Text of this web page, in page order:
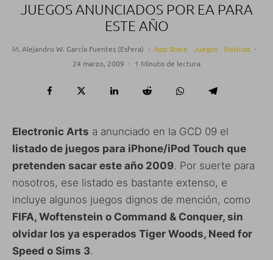
JUEGOS ANUNCIADOS POR EA PARA
ESTE AÑO
M. Alejandro W. García Fuentes (Esfera) · App Store Juegos Noticias ·
24 marzo, 2009 · 1 Minuto de lectura
Electronic Arts a anunciado en la GCD 09 el
listado de juegos para iPhone/iPod Touch que
pretenden sacar este año 2009. Por suerte para
nosotros, ese listado es bastante extenso, e
incluye algunos juegos dignos de mención, como
FIFA, Woftenstein o Command & Conquer, sin
olvidar los ya esperados Tiger Woods, Need for
Speed o Sims 3.